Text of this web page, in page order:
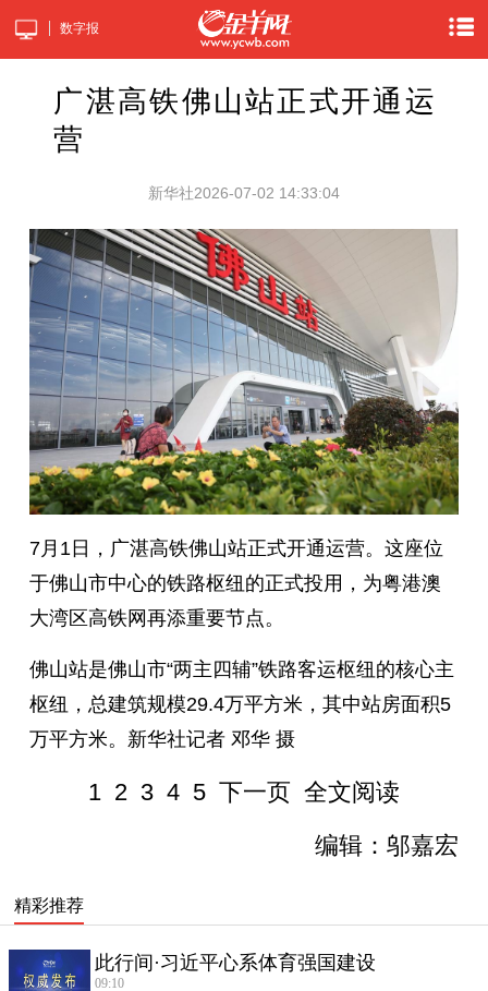
数字报
广湛高铁佛山站正式开通运
营
新华社2026-07-02 14:33:04
7月1日，广湛高铁佛山站正式开通运营。这座位
于佛山市中心的铁路枢纽的正式投用，为粤港澳
大湾区高铁网再添重要节点。
佛山站是佛山市“两主四辅”铁路客运枢纽的核心主
枢纽，总建筑规模29.4万平方米，其中站房面积5
万平方米。新华社记者 邓华 摄
1 2 3 4 5 下一页 全文阅读
编辑：邬嘉宏
精彩推荐